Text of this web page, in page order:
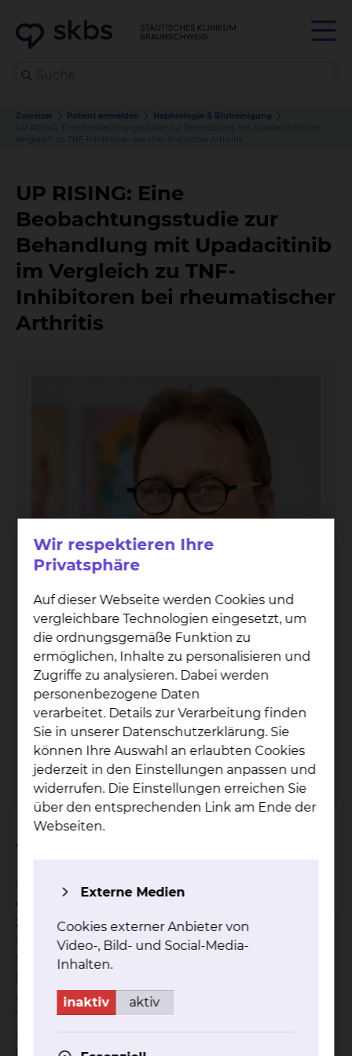
Zuweiser Patient anmelden
Nephrologie & Blutreinigung
UP RISING: Eine Beobachtungsstudie zur Behandlung mit Upadacitinib im
Vergleich zu TNF-Inhibitoren bei rheumatischer Arthritis
UP RISING: Eine
Beobachtungsstudie zur
Behandlung mit Upadacitinib
im Vergleich zu TNF-
Inhibitoren bei rheumatischer
Arthritis
Prof. Dr. med. Jan T. Kiel­stein
Fichtengrund 1, 38126 Braunschweig
Tel.:+49 531 595 2381
Fax: +49 531 535 2655
Per E-Mail kontaktieren
Worum geht es bei der Studie?
Die rheumatoide Arthritis ist eine chronisch-
entzündliche Gelenkerkrankung, die unbehandelt
zu dauerhaften Schäden und
Funktionseinschränkungen führen kann. Diese
Studie untersucht im Behandlungsalltag, wie
mit Upadacitinib im Vergleich zu herkömmlichen
TNF-Hemmern über einen Zeitraum von 24
Monaten beibehalten. Ziel ist es zu prüfen, wie
Wir respektieren Ihre
Privatsphäre
Auf dieser Webseite werden Cookies und
vergleichbare Technologien eingesetzt, um
die ordnungsgemäße Funktion zu
ermöglichen, Inhalte zu personalisieren und
Zugriffe zu analysieren. Dabei werden
personenbezogene Daten
verarbeitet. Details zur Verarbeitung finden
Sie in unserer Datenschutzerklärung. Sie
können Ihre Auswahl an erlaubten Cookies
jederzeit in den Einstellungen anpassen und
widerrufen. Die Einstellungen erreichen Sie
über den entsprechenden Link am Ende der
Webseiten.
Externe Medien
Cookies externer Anbieter von
Video-, Bild- und Social-Media-
Inhalten.
inaktiv aktiv